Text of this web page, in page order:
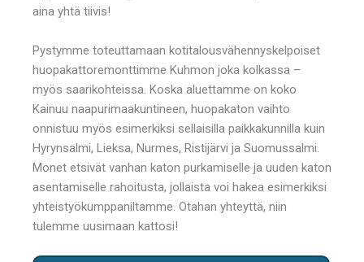
aina yhtä tiivis!
Pystymme toteuttamaan kotitalousvähennyskelpoiset
huopakattoremonttimme Kuhmon joka kolkassa –
myös saarikohteissa. Koska aluettamme on koko
Kainuu naapurimaakuntineen, huopakaton vaihto
onnistuu myös esimerkiksi sellaisilla paikkakunnilla kuin
Hyrynsalmi, Lieksa, Nurmes, Ristijärvi ja Suomussalmi.
Monet etsivät vanhan katon purkamiselle ja uuden katon
asentamiselle rahoitusta, jollaista voi hakea esimerkiksi
yhteistyökumppaniltamme. Otahan yhteyttä, niin
tulemme uusimaan kattosi!